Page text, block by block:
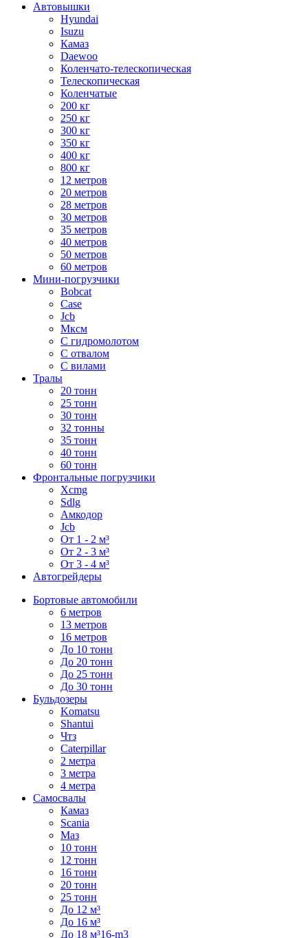
Автовышки
Hyundai
Isuzu
Камаз
Daewoo
Коленчато-телескопическая
Телескопическая
Коленчатые
200 кг
250 кг
300 кг
350 кг
400 кг
800 кг
12 метров
20 метров
28 метров
30 метров
35 метров
40 метров
50 метров
60 метров
Мини-погрузчики
Bobcat
Case
Jcb
Мксм
С гидромолотом
С отвалом
С вилами
Тралы
20 тонн
25 тонн
30 тонн
32 тонны
35 тонн
40 тонн
60 тонн
Фронтальные погрузчики
Xcmg
Sdlg
Амкодор
Jcb
От 1 - 2 м³
От 2 - 3 м³
От 3 - 4 м³
Автогрейдеры
Бортовые автомобили
6 метров
13 метров
16 метров
До 10 тонн
До 20 тонн
До 25 тонн
До 30 тонн
Бульдозеры
Komatsu
Shantui
Чтз
Caterpillar
2 метра
3 метра
4 метра
Самосвалы
Камаз
Scania
Маз
10 тонн
12 тонн
16 тонн
20 тонн
25 тонн
До 12 м³
До 16 м³
До 18 м³16-m3